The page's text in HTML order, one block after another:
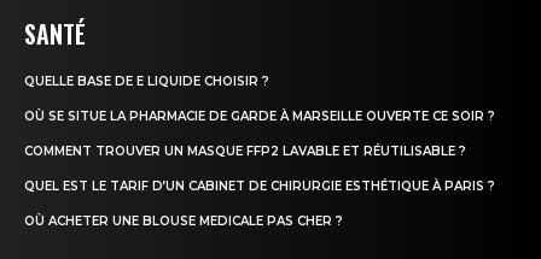
SANTÉ
QUELLE BASE DE E LIQUIDE CHOISIR ?
OÙ SE SITUE LA PHARMACIE DE GARDE À MARSEILLE OUVERTE CE SOIR ?
COMMENT TROUVER UN MASQUE FFP2 LAVABLE ET RÉUTILISABLE ?
QUEL EST LE TARIF D’UN CABINET DE CHIRURGIE ESTHÉTIQUE À PARIS ?
OÙ ACHETER UNE BLOUSE MEDICALE PAS CHER ?